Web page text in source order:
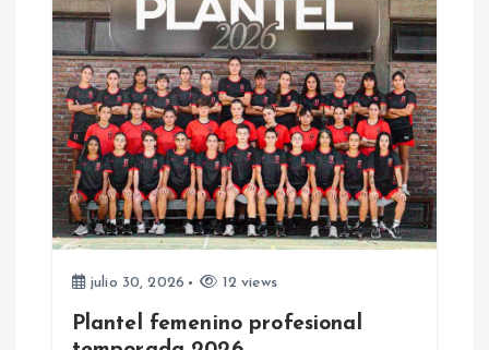
c
ó
n
d
julio 30, 2026 12 views
Plantel femenino profesional